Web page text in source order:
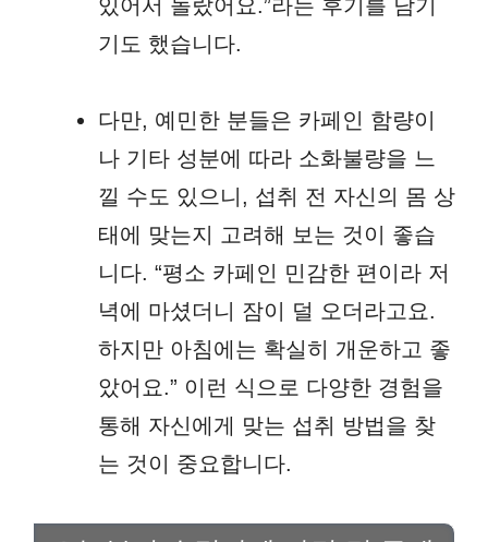
있어서 놀랐어요.”라는 후기를 남기
기도 했습니다.
다만, 예민한 분들은 카페인 함량이
나 기타 성분에 따라 소화불량을 느
낄 수도 있으니, 섭취 전 자신의 몸 상
태에 맞는지 고려해 보는 것이 좋습
니다. “평소 카페인 민감한 편이라 저
녁에 마셨더니 잠이 덜 오더라고요.
하지만 아침에는 확실히 개운하고 좋
았어요.” 이런 식으로 다양한 경험을
통해 자신에게 맞는 섭취 방법을 찾
는 것이 중요합니다.